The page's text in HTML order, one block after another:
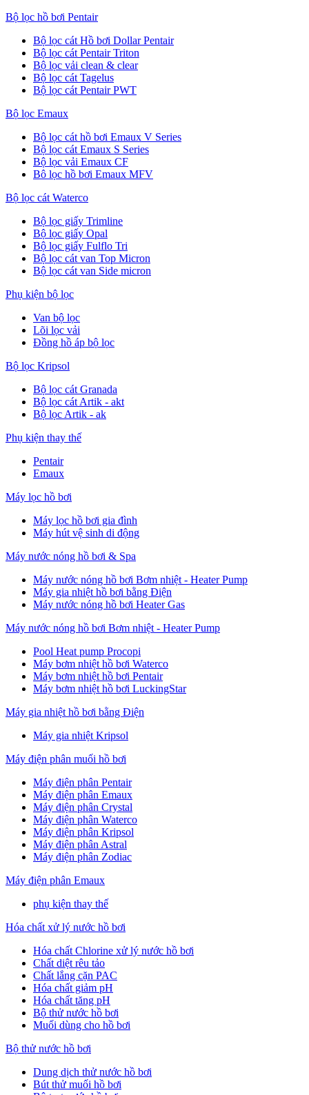
Bộ lọc hồ bơi Pentair
Bộ lọc cát Hồ bơi Dollar Pentair
Bộ lọc cát Pentair Triton
Bộ lọc vải clean & clear
Bộ lọc cát Tagelus
Bộ lọc cát Pentair PWT
Bộ lọc Emaux
Bộ lọc cát hồ bơi Emaux V Series
Bộ lọc cát Emaux S Series
Bộ lọc vải Emaux CF
Bô lọc hồ bơi Emaux MFV
Bộ lọc cát Waterco
Bộ lọc giấy Trimline
Bộ lọc giấy Opal
Bộ lọc giấy Fulflo Tri
Bộ lọc cát van Top Micron
Bộ lọc cát van Side micron
Phụ kiện bộ lọc
Van bộ lọc
Lõi lọc vải
Đồng hồ áp bộ lọc
Bộ lọc Kripsol
Bộ lọc cát Granada
Bộ lọc cát Artik - akt
Bộ lọc Artik - ak
Phụ kiện thay thế
Pentair
Emaux
Máy lọc hồ bơi
Máy lọc hồ bơi gia đình
Máy hút vệ sinh di động
Máy nước nóng hồ bơi & Spa
Máy nước nóng hồ bơi Bơm nhiệt - Heater Pump
Máy gia nhiệt hồ bơi bằng Điện
Máy nước nóng hồ bơi Heater Gas
Máy nước nóng hồ bơi Bơm nhiệt - Heater Pump
Pool Heat pump Procopi
Máy bơm nhiệt hồ bơi Waterco
Máy bơm nhiệt hồ bơi Pentair
Máy bơm nhiệt hồ bơi LuckingStar
Máy gia nhiệt hồ bơi bằng Điện
Máy gia nhiệt Kripsol
Máy điện phân muối hồ bơi
Máy điện phân Pentair
Máy điện phân Emaux
Máy điện phân Crystal
Máy điện phân Waterco
Máy điện phân Kripsol
Máy điện phân Astral
Máy điện phân Zodiac
Máy điện phân Emaux
phụ kiện thay thế
Hóa chất xử lý nước hồ bơi
Hóa chất Chlorine xử lý nước hồ bơi
Chất diệt rêu tảo
Chất lắng cặn PAC
Hóa chất giảm pH
Hóa chất tăng pH
Bộ thử nước hồ bơi
Muối dùng cho hồ bơi
Bộ thử nước hồ bơi
Dung dịch thử nước hồ bơi
Bút thử muối hồ bơi